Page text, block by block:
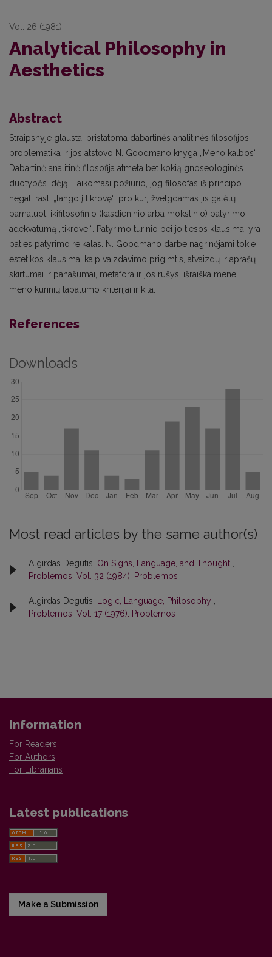
Vol. 26 (1981)
Analytical Philosophy in
Aesthetics
Abstract
Straipsnyje glaustai pristatoma dabartinės analitinės filosofijos
problematika ir jos atstovo N. Goodmano knyga „Meno kalbos“.
Dabartinė analitinė filosofija atmeta bet kokią gnoseologinės
duotybės idėją. Laikomasi požiūrio, jog filosofas iš principo
negali rasti „lango į tikrovę“, pro kurį žvelgdamas jis galėtų
pamatuoti ikifilosofinio (kasdieninio arba mokslinio) patyrimo
adekvatumą „tikrovei“. Patyrimo turinio bei jo tiesos klausimai yra
paties patyrimo reikalas. N. Goodmano darbe nagrinėjami tokie
estetikos klausimai kaip vaizdavimo prigimtis, atvaizdų ir aprašų
skirtumai ir panašumai, metafora ir jos rūšys, išraiška mene,
meno kūrinių tapatumo kriterijai ir kita.
References
Downloads
Most read articles by the same author(s)
Algirdas Degutis, On Signs, Language, and Thought
Problemos: Vol. 32 (1984): Problemos
Algirdas Degutis, Logic, Language, Philosophy
Problemos: Vol. 17 (1976): Problemos
Information
For Readers
For Authors
For Librarians
Latest publications
Make a Submission